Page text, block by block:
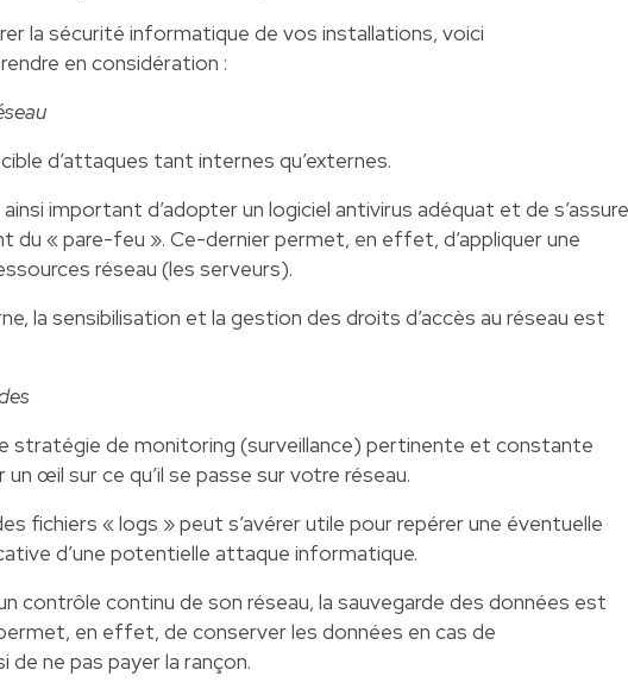
la sécurité informatique de vos installations, voici
en considération :
d’attaques tant internes qu’externes.
ainsi important d’adopter un logiciel antivirus adéquat et de
du « pare-feu ». Ce-dernier permet, en effet, d’appliquer une
réseau (les serveurs).
la sensibilisation et la gestion des droits d’accès au réseau est
stratégie de monitoring (surveillance) pertinente et constante
œil sur ce qu’il se passe sur votre réseau.
fichiers « logs » peut s’avérer utile pour repérer une éventuelle
d’une potentielle attaque informatique.
contrôle continu de son réseau, la sauvegarde des données est
en effet, de conserver les données en cas de
de ne pas payer la rançon.